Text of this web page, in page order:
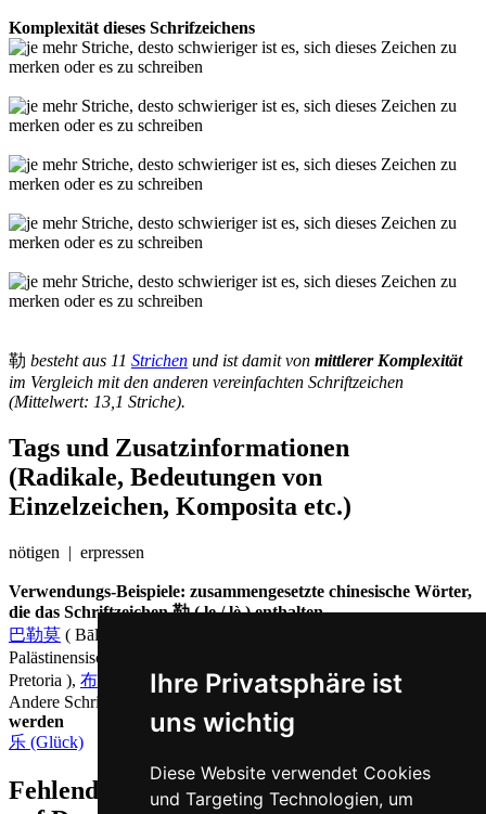
Ihre Privatsphäre ist
uns wichtig
Diese Website verwendet Cookies
und Targeting Technologien, um
Komplexität dieses Schrifzeichens
勒 besteht aus 11 Strichen und ist damit von mittlerer Komplexität
im Vergleich mit den anderen vereinfachten Schriftzeichen
(Mittelwert: 13,1 Striche).
Tags und Zusatzinformationen
(Radikale, Bedeutungen von
Einzelzeichen, Komposita etc.)
nötigen | erpressen
Verwendungs-Beispiele: zusammengesetzte chinesische Wörter,
die das Schriftzeichen 勒 ( le / lè ) enthalten
巴勒莫 ( Bālèmò = Palermo ),
Palästinensische Autonomiebehörde ),
Pretoria ), 布加勒斯特( Bùjiālèsītè = Bukarest ),
Andere Schriftzeichen, die auf Chinesisch
werden
乐 (Glück)
Fehlende oder falsche Übersetzung für le